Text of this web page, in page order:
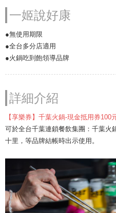
一姬說好康
●無使用期限
●全台多分店適用
●火鍋吃到飽領導品牌
詳細介紹
【享樂券】千葉火鍋-現金抵用券100
可於全台千葉連鎖餐飲集團：千葉火
十里，等品牌結帳時出示使用。